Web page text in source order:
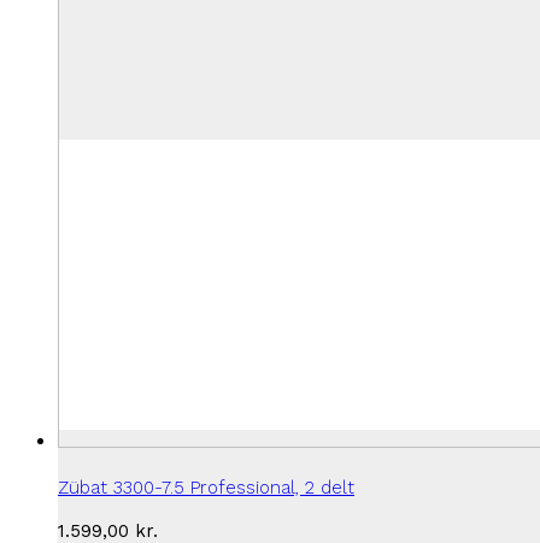
Zübat 3300-7.5 Professional, 2 delt
1.599,00 kr.